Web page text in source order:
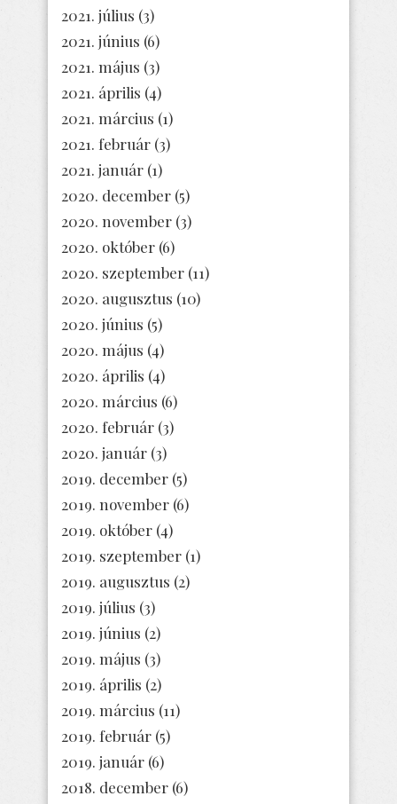
2021. július (3)
2021. június (6)
2021. május (3)
2021. április (4)
2021. március (1)
2021. február (3)
2021. január (1)
2020. december (5)
2020. november (3)
2020. október (6)
2020. szeptember (11)
2020. augusztus (10)
2020. június (5)
2020. május (4)
2020. április (4)
2020. március (6)
2020. február (3)
2020. január (3)
2019. december (5)
2019. november (6)
2019. október (4)
2019. szeptember (1)
2019. augusztus (2)
2019. július (3)
2019. június (2)
2019. május (3)
2019. április (2)
2019. március (11)
2019. február (5)
2019. január (6)
2018. december (6)